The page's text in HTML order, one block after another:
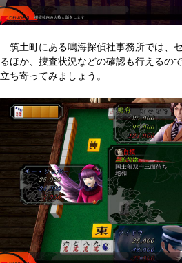
筑土町にある鳴海探偵社事務所では、
るほか、捜査状況などの確認も行えるの
立ち寄ってみましょう。